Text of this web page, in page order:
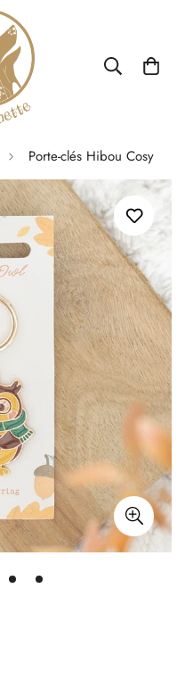
Porte-clés Hibou Cosy